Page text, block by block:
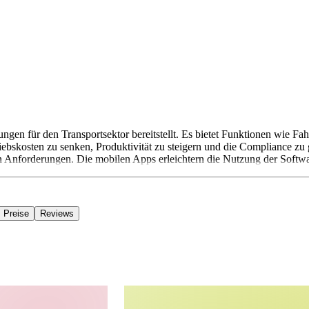
für den Transportsektor bereitstellt. Es bietet Funktionen wie
zu senken, Produktivität zu steigern und die Compliance
Die mobilen Apps erleichtern die Nutzung der
Preise Reviews